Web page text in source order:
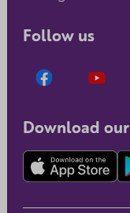
Follow us
Download